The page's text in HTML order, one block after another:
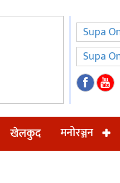
Supa
Supa
खेलकुद मनोरञ्जन